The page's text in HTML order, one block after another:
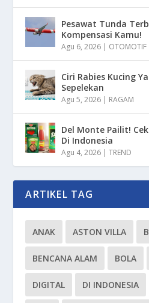
Pesawat Tunda
Kompensasi Kamu!
Agu 6, 2026 | OTOMOTIF
Ciri Rabies Kucing
Sepelekan
Agu 5, 2026 | RAGAM
Del Monte Pailit!
Di Indonesia
Agu 4, 2026 |TREND
ARTIKEL TAG
ANAK ASTON VILLA
BENCANA ALAM BOLA
DIGITAL DI INDONESIA